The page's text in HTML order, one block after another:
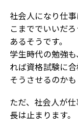
社会人になり仕
こまででいいだ
あるそうです。
学生時代の勉強
れば資格試験に
そうさせるのかも
ただ、社会人が
長は止まります。